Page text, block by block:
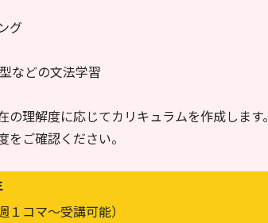
グ
などの文法学習
理解度に応じてカリキュラムを作成します。
ご確認ください。
週１コマ～受講可能）